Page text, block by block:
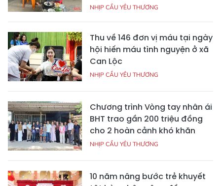
NHỊP CẦU YÊU THƯƠNG
Thu về 146 đơn vị máu tại ngày
hội hiến máu tình nguyện ở xã
Can Lộc
NHỊP CẦU YÊU THƯƠNG
Chương trình Vòng tay nhân ái
BHT trao gần 200 triệu đồng
cho 2 hoàn cảnh khó khăn
NHỊP CẦU YÊU THƯƠNG
10 năm nâng bước trẻ khuyết